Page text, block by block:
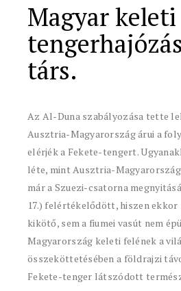
Magyar keleti
társ.
Az Al-Duna szabályozása tette
Ausztria-Magyarország árui a
elérjék a Fekete-tengert.
léte, mint Ausztria-
már a Szuezi-csatorna
17.) felértékelődött, hiszen ekkor
kikötő, sem a fiumei vasút nem
Magyarország keleti felének a
összeköttetésében a földrajzi
Fekete-tenger látszódott